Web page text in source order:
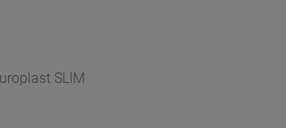
SLIM